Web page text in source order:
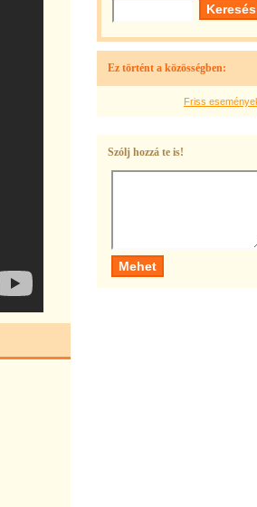
Ez történt a közösségben:
Friss
Szólj hozzá te is!